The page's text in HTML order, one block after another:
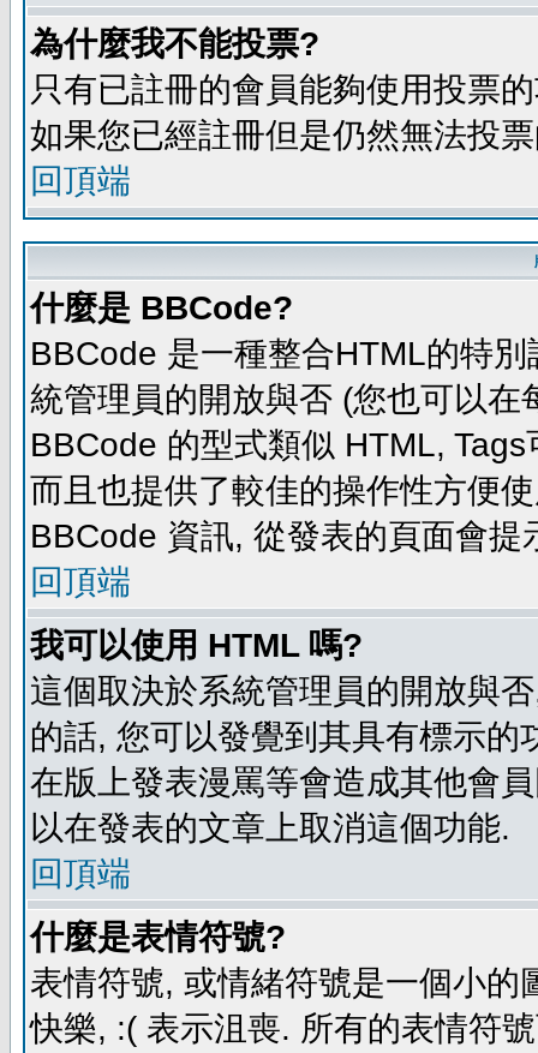
為什麼我不能投票?
只有已註冊的會員能夠使用投票
如果您已經註冊但是仍然無法投
回頂端
什麼是 BBCode?
BBCode 是一種整合HTML的特
統管理員的開放與否 (您也可以
BBCode 的型式類似 HTML,
而且也提供了較佳的操作性方便
BBCode 資訊, 從發表的頁面會提
回頂端
我可以使用 HTML 嗎?
這個取決於系統管理員的開放與
的話, 您可以發覺到其具有標示
在版上發表漫罵等會造成其他會
以在發表的文章上取消這個功能.
回頂端
什麼是表情符號?
表情符號, 或情緒符號是一個小
快樂, :( 表示沮喪. 所有的表情符